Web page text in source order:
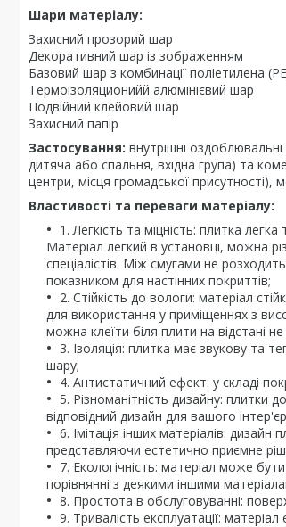
Шари матеріалу:
Захисний прозорий шар
Декоративний шар із зображенням
Базовий шар з комбинації поліетилена
Термоізоляционийй алюмінієвий шар
Подвійний клейовий шар
Захисний папір
Застосування: внутрішні
дитяча або спальня, вхідна група) та
центри, місця громадської присутності),
Властивості та переваги матеріалу:
1. Легкість та міцність: плитка
Матеріал легкий в установці, можна
спеціалістів. Між смугами не
показником для настінних покриттів;
2. Стійкість до вологи: матеріал
для використання у приміщеннях з
можна клеїти біля плити на відстані
3. Ізоляція: плитка має звукову та
шару;
4. Антистатичний ефект: у складі
5. Різноманітність дизайну: плитки
відповідний дизайн для вашого
6. Імітація інших матеріалів:
представляючи естетично приємне
7. Екологічність: матеріал може
порівнянні з деякими іншими
8. Простота в обслуговуванні:
9. Тривалість експлуатації: